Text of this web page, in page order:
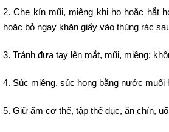
2. Che kín mũi, miệng khi ho hoặc hắt
hoặc bỏ ngay khăn giấy vào thùng rác
3. Tránh đưa tay lên mắt, mũi, miệng;
4. Súc miệng, súc họng bằng nước
5. Giữ ấm cơ thể, tập thể dục, ăn chín,